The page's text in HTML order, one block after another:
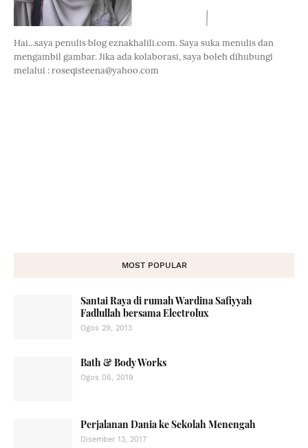
Hai...saya penulis blog eznakhalili.com. Saya suka menulis dan
mengambil gambar. Jika ada kolaborasi, saya boleh dihubungi
melalui : roseqisteena@yahoo.com
MOST POPULAR
Santai Raya di rumah Wardina Safiyyah
Fadlullah bersama Electrolux
Ogos 29, 2013
Bath & Body Works
Ogos 06, 2019
Perjalanan Dania ke Sekolah Menengah
Disember 13, 2017